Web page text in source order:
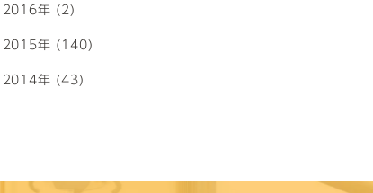
2016年 (2)
2015年 (140)
2014年 (43)